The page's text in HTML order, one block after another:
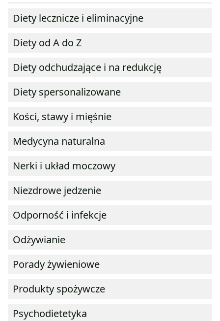
Diety lecznicze i eliminacyjne
Diety od A do Z
Diety odchudzające i na redukcję
Diety spersonalizowane
Kości, stawy i mięśnie
Medycyna naturalna
Nerki i układ moczowy
Niezdrowe jedzenie
Odporność i infekcje
Odżywianie
Porady żywieniowe
Produkty spożywcze
Psychodietetyka